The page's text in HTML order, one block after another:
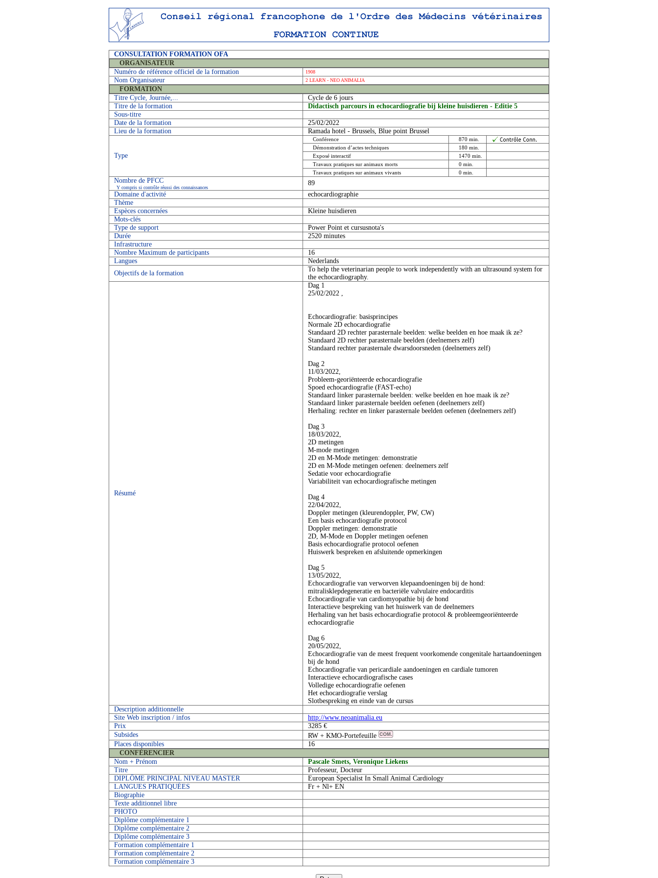
CONSULTATION FORMATION OFA
ORGANISATEUR
Numéro de référence officiel de la formation
1908
Nom Organisateur 2 LEARN - NEO ANIMALIA
FORMATION
Titre Cycle, Journée,...
Cycle de 6 jours
Titre de la formation
Didactisch parcours in echocardiografie bij kleine huisdieren - Editie 5
Sous-titre
Date de la formation
25/02/2022
Lieu de la formation
Ramada hotel - Brussels, Blue point Brussel
Type
Conférence
870 min.
Démonstration d’actes techniques
180 min.
Exposé interactif
1470 min.
Travaux pratiques sur animaux morts
0 min.
Travaux pratiques sur animaux vivants
0 min.
Nombre de PFCC
Y compris si contrôle réussi des connaissances
89
Domaine d'activité
echocardiographie
Thème
Espèces concernées
Kleine huisdieren
Mots-clés
Type de support
Power Point et cursusnota's
Durée
2520 minutes
Infrastructure
Nombre Maximum de participants
16
Langues
Nederlands
Objectifs de la formation
To help the veterinarian people to work independently with an ultrasound system for
the echocardiography.
Résumé
Dag 1
25/02/2022 ,
Echocardiografie: basisprincipes
Normale 2D echocardiografie
Standaard 2D rechter parasternale beelden: welke beelden en hoe maak ik ze?
Standaard 2D rechter parasternale beelden (deelnemers zelf)
Standaard rechter parasternale dwarsdoorsneden (deelnemers zelf)
Dag 2
11/03/2022,
Probleem-georiënteerde echocardiografie
Spoed echocardiografie (FAST-echo)
Standaard linker parasternale beelden: welke beelden en hoe maak ik ze?
Standaard linker parasternale beelden oefenen (deelnemers zelf)
Herhaling: rechter en linker parasternale beelden oefenen (deelnemers zelf)
Dag 3
18/03/2022,
2D metingen
M-mode metingen
2D en M-Mode metingen: demonstratie
2D en M-Mode metingen oefenen: deelnemers zelf
Sedatie voor echocardiografie
Variabiliteit van echocardiografische metingen
Dag 4
22/04/2022,
Doppler metingen (kleurendoppler, PW, CW)
Een basis echocardiografie protocol
Doppler metingen: demonstratie
2D, M-Mode en Doppler metingen oefenen
Basis echocardiografie protocol oefenen
Huiswerk bespreken en afsluitende opmerkingen
Dag 5
13/05/2022,
Echocardiografie van verworven klepaandoeningen bij de hond:
mitralisklepdegeneratie en bacteriële valvulaire endocarditis
Echocardiografie van cardiomyopathie bij de hond
Interactieve bespreking van het huiswerk van de deelnemers
Herhaling van het basis echocardiografie protocol & probleemgeoriënteerde
echocardiografie
Dag 6
20/05/2022,
Echocardiografie van de meest frequent voorkomende congenitale hartaandoeningen
bij de hond
Echocardiografie van pericardiale aandoeningen en cardiale tumoren
Interactieve echocardiografische cases
Volledige echocardiografie oefenen
Het echocardiografie verslag
Slotbespreking en einde van de cursus
Description additionnelle
Site Web inscription / infos
http://www.neoanimalia.eu
Prix
3285 €
Subsides
RW + KMO-Portefeuille
Places disponibles
16
CONFÉRENCIER
Nom + Prénom
Pascale Smets, Veronique Liekens
Titre
Professeur, Docteur
DIPLÔME PRINCIPAL NIVEAU MASTER
European Specialist In Small Animal Cardiology
LANGUES PRATIQUÉES
Fr + Nl+ EN
Biographie
Texte additionnel libre
PHOTO
Diplôme complémentaire 1
Diplôme complémentaire 2
Diplôme complémentaire 3
Formation complémentaire 1
Formation complémentaire 2
Formation complémentaire 3